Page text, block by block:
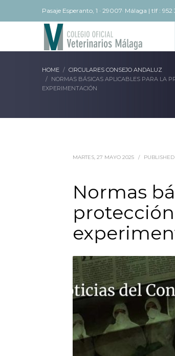
Pasaje Esperanto, 1 · 29007· Málaga | tlf : 952
HOME
CIRCULARES CONSEJO ANDALUZ
NORMAS BÁSICAS APLICABLES PARA LA
EXPERIMENTACIÓN
MARTES, 27 MAYO 2025 /
Normas